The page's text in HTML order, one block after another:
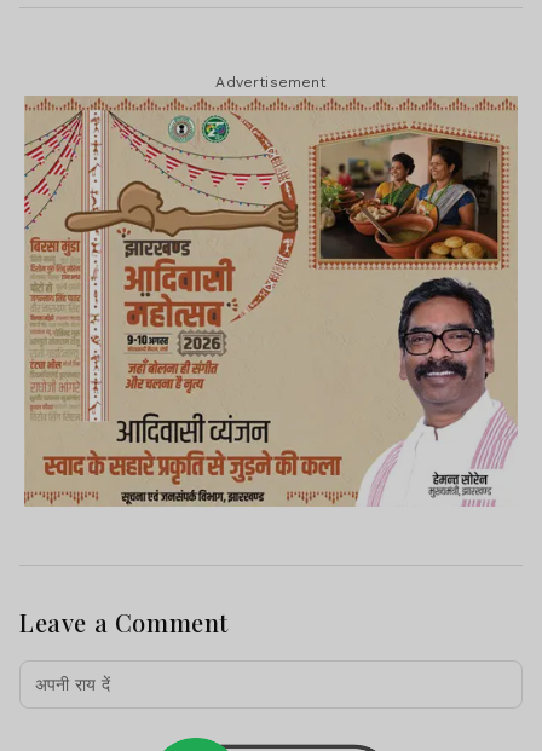
Advertisement
Leave a Comment